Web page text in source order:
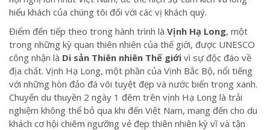
hiếu khách của chúng tôi đối với các vị khách quý.
Điểm đến tiếp theo trong hành trình là Vịnh Hạ Long, một
trong những kỳ quan thiên nhiên của thế giới, được UNESCO
công nhận là Di sản Thiên nhiên Thế giới vì sự độc đáo về
địa chất. Vịnh Hạ Long, một phần của Vịnh Bắc Bộ, nổi tiếng
với những hòn đảo đá vôi tuyệt đẹp và nước biển trong xanh.
Chuyến du thuyền 2 ngày 1 đêm trên vịnh Hạ Long là trải
nghiệm không thể bỏ qua khi đến Việt Nam, mang đến cho du
khách cơ hội chiêm ngưỡng vẻ đẹp thiên nhiên kỳ vĩ và tận